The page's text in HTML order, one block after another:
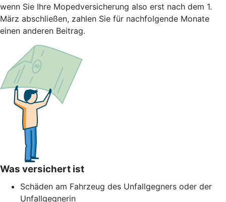
wenn Sie Ihre Mopedversicherung also erst nach dem 1.
März abschließen, zahlen Sie für nachfolgende Monate
einen anderen Beitrag.
Was versichert ist
Schäden am Fahrzeug des Unfallgegners oder der
Unfallgegnerin